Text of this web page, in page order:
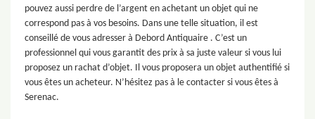
pouvez aussi perdre de l’argent en achetant un objet qui ne
correspond pas à vos besoins. Dans une telle situation, il est
conseillé de vous adresser à Debord Antiquaire . C’est un
professionnel qui vous garantit des prix à sa juste valeur si vous lui
proposez un rachat d’objet. Il vous proposera un objet authentifié si
vous êtes un acheteur. N’hésitez pas à le contacter si vous êtes à
Serenac.